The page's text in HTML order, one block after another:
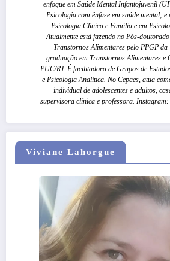
enfoque em Saúde Mental Infantojuvenil
Psicologia com ênfase em saúde mental; e
Psicologia Clínica e Familia e em
Atualmente está fazendo no Pós-
Transtornos Alimentares pelo PPGP da
graduação em Transtornos Alimentares e
PUC/RJ. É facilitadora de Grupos de
e Psicologia Analítica. No Cepaes, atua
individual de adolescentes e adultos,
supervisora clínica e professora.
Viviane Lahorgue